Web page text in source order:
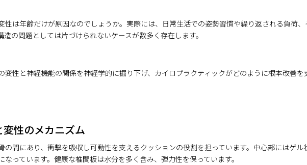
性は年齢だけが原因なのでしょうか。実際には、日常生活での姿勢習慣や繰り返される負荷
造の問題としては片づけられないケースが数多く存在します。
変性と神経機能の関係を神経学的に掘り下げ、カイロプラクティックがどのように根本改善を
性のメカニズム
の間にあり、衝撃を吸収し可動性を支えるクッションの役割を担っています。中心部にはゲ
っています。健康な椎間板は水分を多く含み、弾力性を保っています。